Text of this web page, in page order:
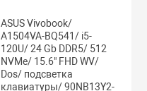
ASUS Vivobook/
A1504VA-BQ541/ i5-
120U/ 24 Gb DDR5/ 512
NVMe/ 15.6" FHD WV/
Dos/ подсветка
клавиатуры/ 90NB13Y2-